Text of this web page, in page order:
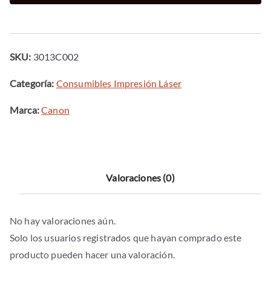
SKU: 3013C002
Categoría: Consumibles Impresión Láser
Marca:Canon
Valoraciones (0)
No hay valoraciones aún.
Solo los usuarios registrados que hayan comprado este
producto pueden hacer una valoración.